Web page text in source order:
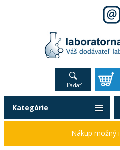
Hľadať
Kategórie
Nákup možný